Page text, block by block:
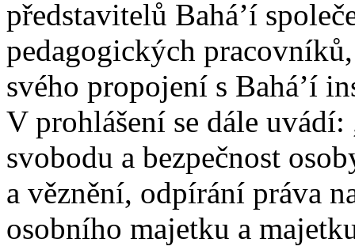
představitelů Bahá’í
pedagogických
svého propojení s Bahá’í
V prohlášení se dále
svobodu a bezpečnost
a věznění, odpírání práva
osobního majetku a